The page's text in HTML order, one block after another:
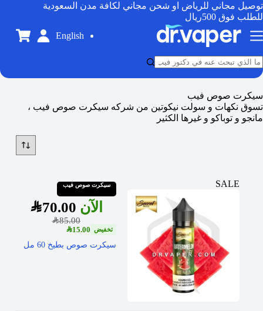
توصيل مجاني للرياض او شحن مجاني لكافة مدن السعودية
للطلب فوق 500ريال
English
سيكرت صوص فيب
تسوق نكهات و سولت نيكوتين من شركه سيكرت صوص فيب ،
مانجو و توباكو و غيرها الكثير
SALE سيكرت صوص فيب
SAR85.00
SAR70.00
SAR15.00
سيكرت صوص بطيخ 60 مل